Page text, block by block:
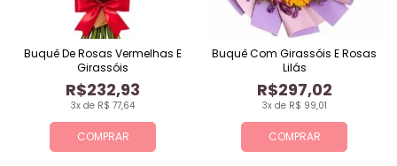
COMPRAR
3x de R$ 77,64
R$232,93
Buquê De Rosas Vermelhas E
Girassóis
COMPRAR
3x de R$ 99,01
R$297,02
Buquê Com Girassóis E Rosas
Lilás